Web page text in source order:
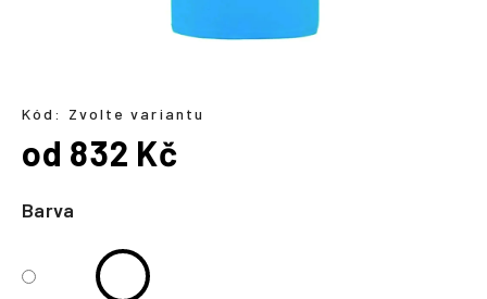
Barva
Kód: Zvolte variantu
od 832 Kč
cena:
t
?